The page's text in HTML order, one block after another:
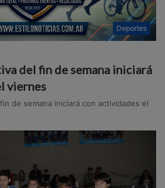
Deportes
del fin de semana iniciará
viernes
de semana iniciará con actividades el